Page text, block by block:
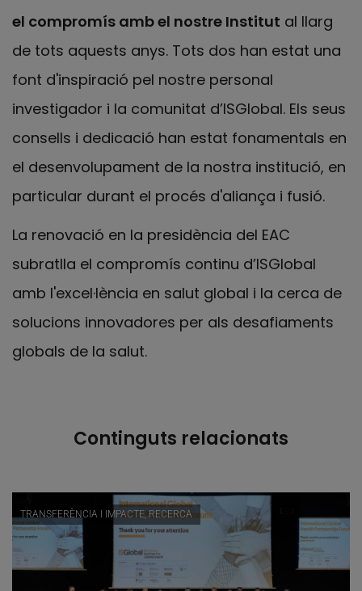
el compromís amb el nostre Institut al llarg
de tots aquests anys. Tots dos han estat una
font d'inspiració pel nostre personal
investigador i la comunitat d’ISGlobal. Els seus
consells i dedicació han estat fonamentals en
el desenvolupament de la nostra institució, en
particular durant el procés d'aliança i fusió.
La renovació en la presidència del EAC
subratlla el compromís continu d’ISGlobal
amb l'excel·lència en salut global i la cerca de
solucions innovadores per als desafiaments
globals de la salut.
Continguts relacionats
TRANSFERÈNCIA I IMPACTE, RECERCA